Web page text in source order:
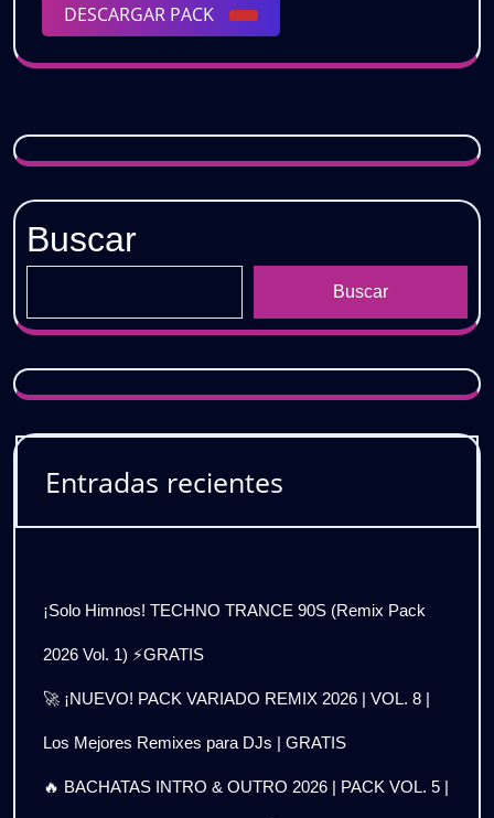
𝗚𝗥𝗔𝗧𝗜𝗦
DESCARGAR PACK
DESCARGAR
PACK
Buscar
Buscar
Entradas recientes
¡Solo Himnos! TECHNO TRANCE 90S (Remix Pack
2026 Vol. 1) ⚡GRATIS
🚀 ¡NUEVO! PACK VARIADO REMIX 2026 | VOL. 8 |
Los Mejores Remixes para DJs | GRATIS
🔥 BACHATAS INTRO & OUTRO 2026 | PACK VOL. 5 |